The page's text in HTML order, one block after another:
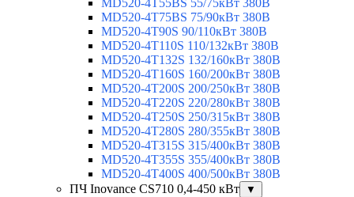
MD520-4T55BS 55/75кВт 380В
MD520-4T75BS 75/90кВт 380В
MD520-4T90S 90/110кВт 380В
MD520-4T110S 110/132кВт 380В
MD520-4T132S 132/160кВт 380В
MD520-4T160S 160/200кВт 380В
MD520-4T200S 200/250кВт 380В
MD520-4T220S 220/280кВт 380В
MD520-4T250S 250/315кВт 380В
MD520-4T280S 280/355кВт 380В
MD520-4T315S 315/400кВт 380В
MD520-4T355S 355/400кВт 380В
MD520-4T400S 400/500кВт 380В
ПЧ Inovance CS710 0,4-450 кВт
▼